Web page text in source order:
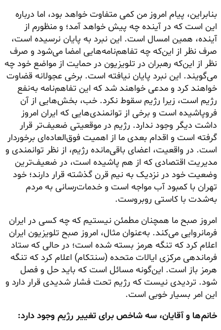
بنابراین، پیام امروز من کمی متفاوت خواهد بود، اما درباره
این است که در آینده چه پیش خواهد آمد؛ و منظورم از
آینده، همین امسال است. این نبرد به پایان نرسیده است،
صرف نظر از این‌که چه تفاهم‌نامه‌هایی امضا می‌شود و صرف
نظر از این‌که رهبران در تلویزیون در حمایت از مواضع خود چه
می‌گویند. این نبرد پایان نیافته است. برخی عجولانه قضاوت
خواهند کرد و مدعی خواهند شد که این تفاهم‌نامه به‌نفع
رژیم است، زیرا رژیم سقوط نکرد. خب، بخش‌هایی از آن
فروپاشیده است و برخی از توانمندی‌هایی که ایران امروز
داشت دیگر وجود ندارد. رژیم در موقعیتی ضعیف‌تر قرار
گرفته است و اقدام بعدی ما از اهمیت فوق‌العاده‌ای برخوردار
است. در واقعیت، اعضای باقی‌مانده رژیم، از نظر توانمندی و
مدیریت اقتصادی که از هم پاشیده است، در ضعیف‌ترین
وضعیت خود در نزدیک به نیم قرن گذشته قرار دارند؛ خود
تهران با کمبود آب مواجه است و خدمات‌رسانی به مردم
به‌شدت با کاستی روبروست.
امروز صبح ما همچنان مطمئن نیستیم که چه کسی در ایران
فرمانروایی می‌کند. به‌عنوان مثال، امروز صبح تلویزیون ایران
اعلام کرد که تنگه هرمز بسته شده است؛ در حالی که ستاد
فرماندهی مرکزی ایالات متحده (سنتکام) اعلام کرد که تنگه
هرمز باز است. این‌گونه مسائل است که باید حل و فصل
شود. تردیدی نیست که رژیم تحت فشار شدیدی قرار دارد و
این امر بسیار خوبی است.
خانم‌ها و آقایان، سه شاخص برای تغییر رژیم وجود دارد: